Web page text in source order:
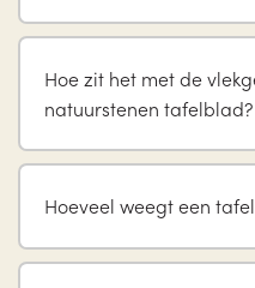
Hoe zit het met de
natuurstenen tafelblad?
Hoeveel weegt een